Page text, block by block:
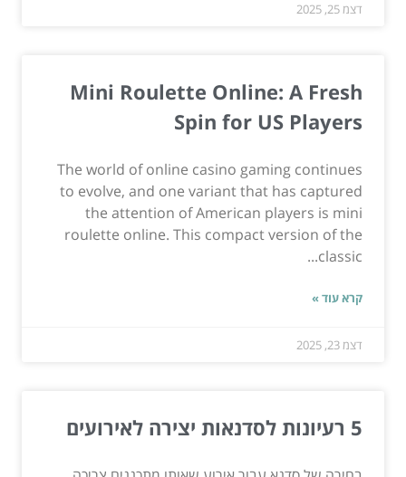
דצמ 25, 2025
Mini Roulette Online: A Fresh
Spin for US Players
The world of online casino gaming continues
to evolve, and one variant that has captured
the attention of American players is mini
roulette online. This compact version of the
classic...
קרא עוד »
דצמ 23, 2025
5 רעיונות לסדנאות יצירה לאירועים